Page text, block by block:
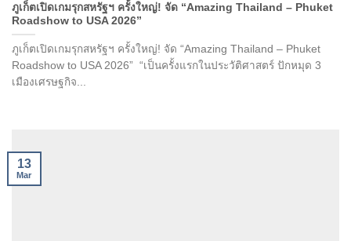
ภูเก็ตเปิดเกมรุกสหรัฐฯ ครั้งใหญ่! จัด “Amazing Thailand – Phuket
Roadshow to USA 2026”
ภูเก็ตเปิดเกมรุกสหรัฐฯ ครั้งใหญ่! จัด “Amazing Thailand – Phuket
Roadshow to USA 2026” “เป็นครั้งแรกในประวัติศาสตร์ ปักหมุด 3
เมืองเศรษฐกิจ...
13
Mar